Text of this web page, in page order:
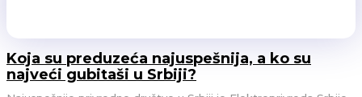
Koja su preduzeća najuspešnija, a ko su
najveći gubitaši u Srbiji?